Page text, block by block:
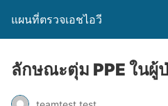
แผนที่ตรวจเอชไอวี
ลักษณะตุ่ม PPE ในผู้